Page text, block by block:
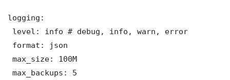
logging:
level: info # debug, info, warn, error
format: json
max_size: 100M
max_backups: 5